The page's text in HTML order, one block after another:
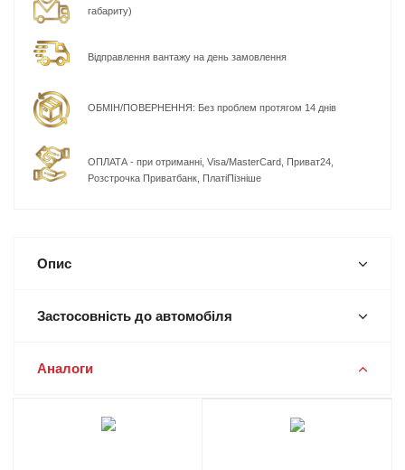
габариту)
Відправлення вантажу на день замовлення
ОБМІН/ПОВЕРНЕННЯ: Без проблем протягом 14 днів
ОПЛАТА - при отриманні, Visa/MasterCard, Приват24,
Розстрочка Приватбанк, ПлатіПізніше
Опис
Застосовність до автомобіля
Аналоги